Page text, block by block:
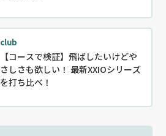
club
【コースで検証】飛ばしたいけどや
さしさも欲しい！ 最新XXIOシリーズ
を打ち比べ！